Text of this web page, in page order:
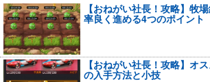
【おねがい社長！攻略】牧
率良く進める4つのポイント
【おねがい社長！攻略】オ
の入手方法と小技